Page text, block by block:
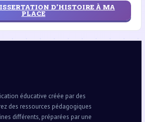
D’HISTOIRE À MA
PLACE
éducative créée par des
des ressources pédagogiques
différents, préparées par une